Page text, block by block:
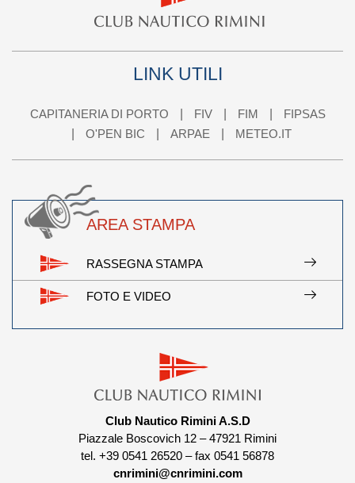
LINK UTILI
CAPITANERIA DI PORTO FIV FIM
FIPSAS
O'PEN BIC
ARPAE METEO.IT
AREA STAMPA
RASSEGNA STAMPA
FOTO E VIDEO
Club Nautico Rimini A.S.D
Piazzale Boscovich 12 – 47921 Rimini
tel. +39 0541 26520 – fax 0541 56878
cnrimini@cnrimini.com